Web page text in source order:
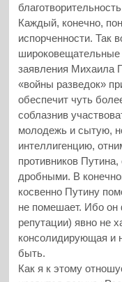
Каждый, конечно,
испорченности. Так
заявления Михаила
«войны разведок»
обеспечит чуть
соблазнив
молодежь и сытую,
интеллигенцию,
противников
дробными. В
косвенно Путину
не помешает. Ибо он
репутации) явно не
консолидирующая и
быть.
Как я к этому